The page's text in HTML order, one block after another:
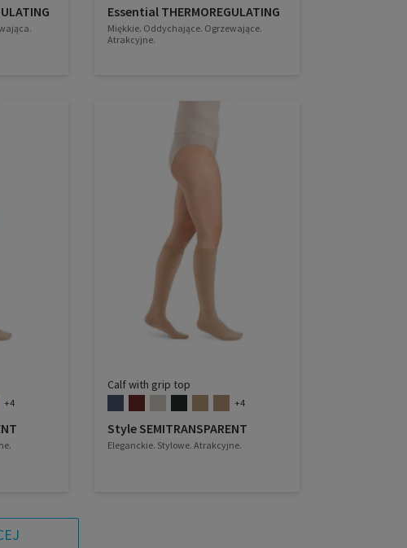
Essential THERMOREGULATING
Miękkie. Oddychające. Ogrzewające.
Atrakcyjne.
+4
Calf with grip top
+4
Style SEMITRANSPARENT
Eleganckie. Stylowe. Atrakcyjne.